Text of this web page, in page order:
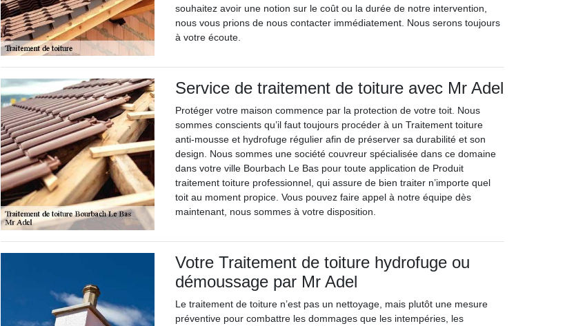
souhaitez avoir une notion sur le coût ou la durée de notre intervention,
nous vous prions de nous contacter immédiatement. Nous serons toujours
à votre écoute.
Service de traitement de toiture avec Mr Adel
Protéger votre maison commence par la protection de votre toit. Nous
sommes conscients qu’il faut toujours procéder à un Traitement toiture
anti-mousse et hydrofuge régulier afin de préserver sa durabilité et son
design. Nous sommes une société couvreur spécialisée dans ce domaine
dans votre ville Bourbach Le Bas pour toute application de Produit
traitement toiture professionnel, qui assure de bien traiter n’importe quel
toit au moment propice. Vous pouvez faire appel à notre équipe dès
maintenant, nous sommes à votre disposition.
Votre Traitement de toiture hydrofuge ou
démoussage par Mr Adel
Le traitement de toiture n’est pas un nettoyage, mais plutôt une mesure
préventive pour combattre les dommages que les intempéries, les